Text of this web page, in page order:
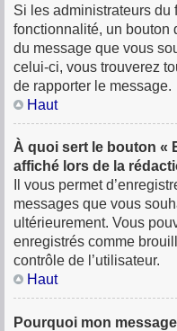
Si les administrateurs du
fonctionnalité, un bouton
du message que vous
celui-ci, vous trouverez
de rapporter le message.
Haut
À quoi sert le bouton «
affiché lors de la
Il vous permet
messages que vous
ultérieurement. Vous
enregistrés comme
contrôle de l’utilisateur.
Haut
Pourquoi mon